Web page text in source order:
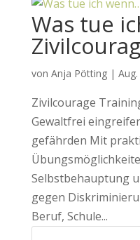
Was tue
von Anja Pötting|
Zivilcourage
Gewaltfrei
gefährden Mit
Selbstbehauptung
gegen
Beruf, Schule...